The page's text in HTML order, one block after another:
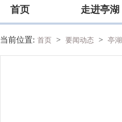
首页 走进亭湖
当前位置: 首页 > 要闻动态 > 亭